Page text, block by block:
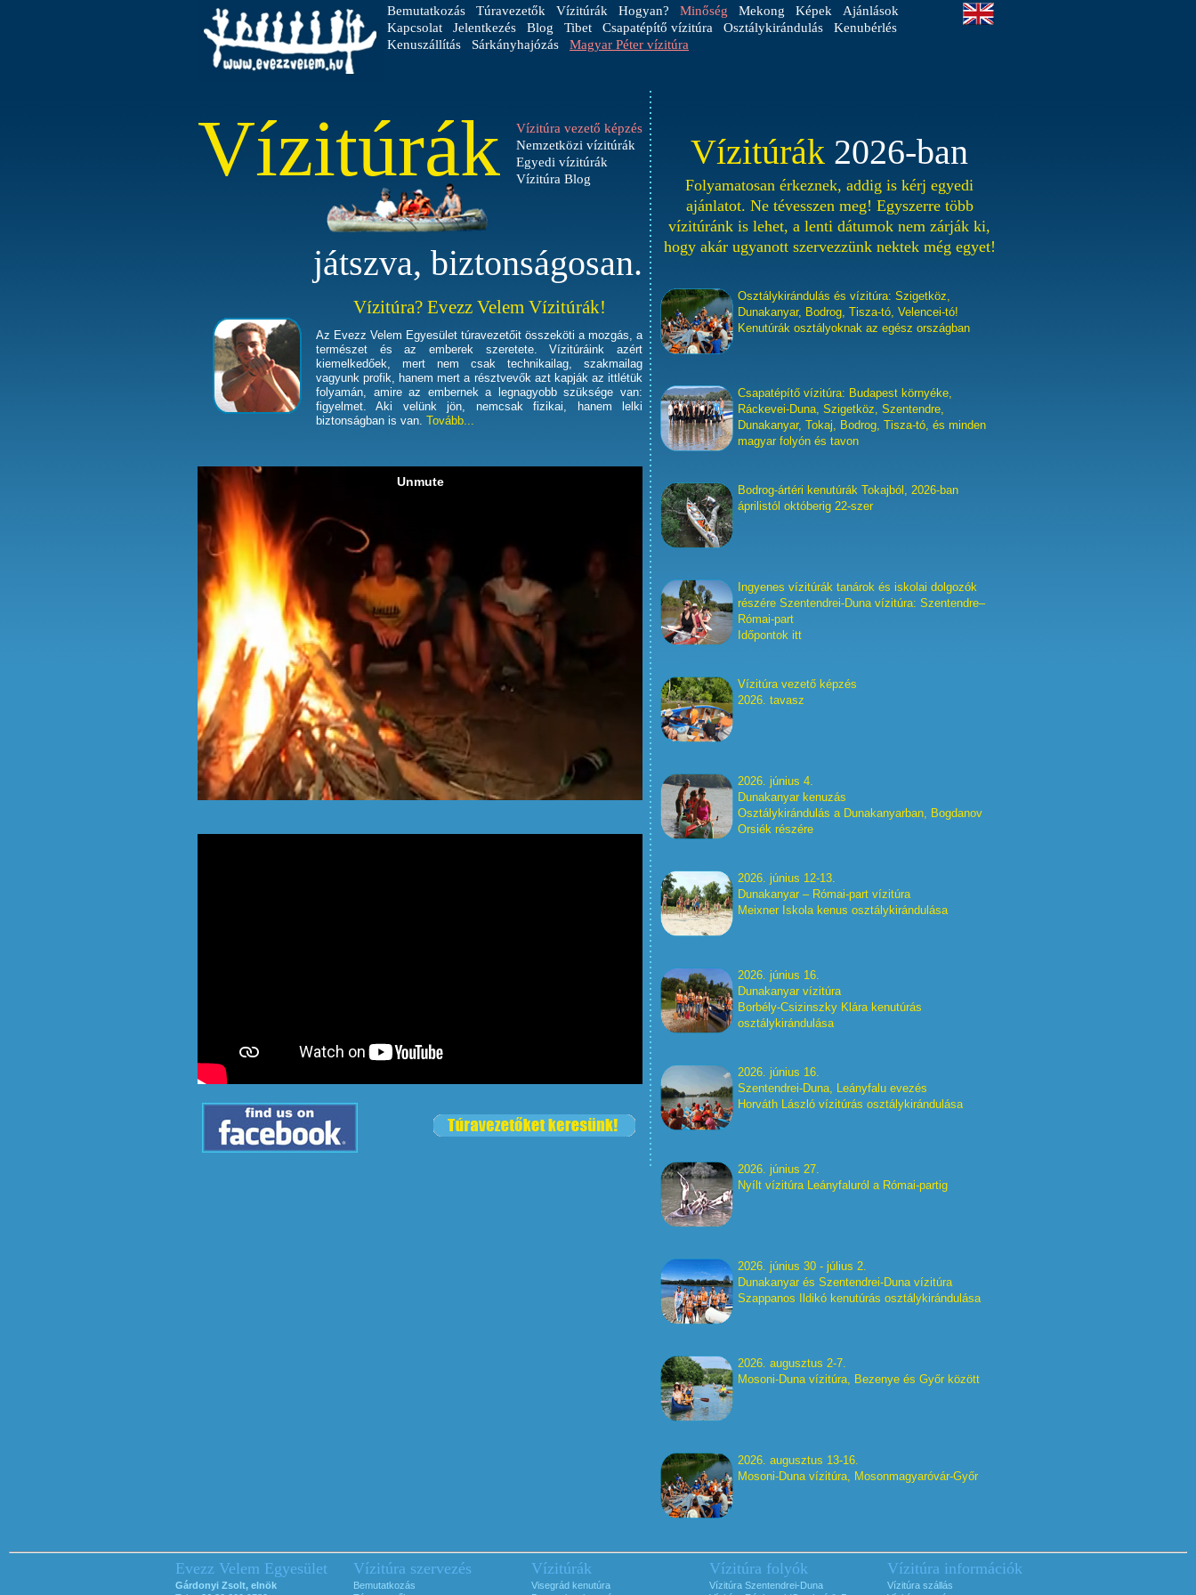
Bemutatkozás Túravezetők Vízitúrák Hogyan? Minőség Mekong Képek
Ajánlások
Kapcsolat
Jelentkezés Blog Tibet Csapatépítő vízitúra Osztálykirándulás
Kenubérlés
Kenuszállítás
Sárkányhajózás Magyar Péter vízitúra
Vízitúra vezető képzés
Nemzetközi vízitúrák
Egyedi vízitúrák
Vízitúra Blog
Vízitúrák
játszva, biztonságosan.
Vízitúra? Evezz Velem Vízitúrák!
Az Evezz Velem Egyesület túravezetőit összeköti a mozgás, a
természet és az emberek szeretete. Vízitúráink azért
kiemelkedőek, mert nem csak technikailag, szakmailag
vagyunk profik, hanem mert a résztvevők azt kapják az ittlétük
folyamán, amire az embernek a legnagyobb szüksége van:
figyelmet. Aki velünk jön, nemcsak fizikai, hanem lelki
biztonságban is van. Tovább...
Vízitúrák 2026-ban
Folyamatosan érkeznek, addig is kérj egyedi
ajánlatot. Ne tévesszen meg! Egyszerre több
vízitúránk is lehet, a lenti dátumok nem zárják ki,
hogy akár ugyanott szervezzünk nektek még egyet!
Osztálykirándulás és vízitúra: Szigetköz,
Dunakanyar, Bodrog, Tisza-tó, Velencei-tó!
Kenutúrák osztályoknak az egész országban
Csapatépítő vízitúra: Budapest környéke,
Ráckevei-Duna, Szigetköz, Szentendre,
Dunakanyar, Tokaj, Bodrog, Tisza-tó, és minden
magyar folyón és tavon
Bodrog-ártéri kenutúrák Tokajból, 2026-ban
áprilistól októberig 22-szer
Ingyenes vízitúrák tanárok és iskolai dolgozók
részére Szentendrei-Duna vízitúra: Szentendre–
Római-part
Időpontok itt
Vízitúra vezető képzés
2026. tavasz
2026. június 4.
Dunakanyar kenuzás
Osztálykirándulás a Dunakanyarban, Bogdanov
Orsiék részére
2026. június 12-13.
Dunakanyar – Római-part vízitúra
Meixner Iskola kenus osztálykirándulása
2026. június 16.
Dunakanyar vízitúra
Borbély-Csizinszky Klára kenutúrás
osztálykirándulása
2026. június 16.
Szentendrei-Duna, Leányfalu evezés
Horváth László vízitúrás osztálykirándulása
2026. június 27.
Nyílt vízitúra Leányfaluról a Római-partig
2026. június 30 - július 2.
Dunakanyar és Szentendrei-Duna vízitúra
Szappanos Ildikó kenutúrás osztálykirándulása
2026. augusztus 2-7.
Mosoni-Duna vízitúra, Bezenye és Győr között
2026. augusztus 13-16.
Mosoni-Duna vízitúra, Mosonmagyaróvár-Győr
Evezz Velem Egyesület
Gárdonyi Zsolt, elnök
Vízitúra szervezés
Bemutatkozás
Vízitúrák
Visegrád kenutúra
Vízitúra folyók
Vízitúra Szentendrei-Duna
Vízitúra információk
Vízitúra szállás